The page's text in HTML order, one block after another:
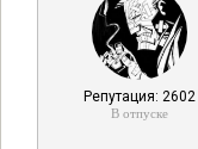
Репутация: 2602
В отпуске